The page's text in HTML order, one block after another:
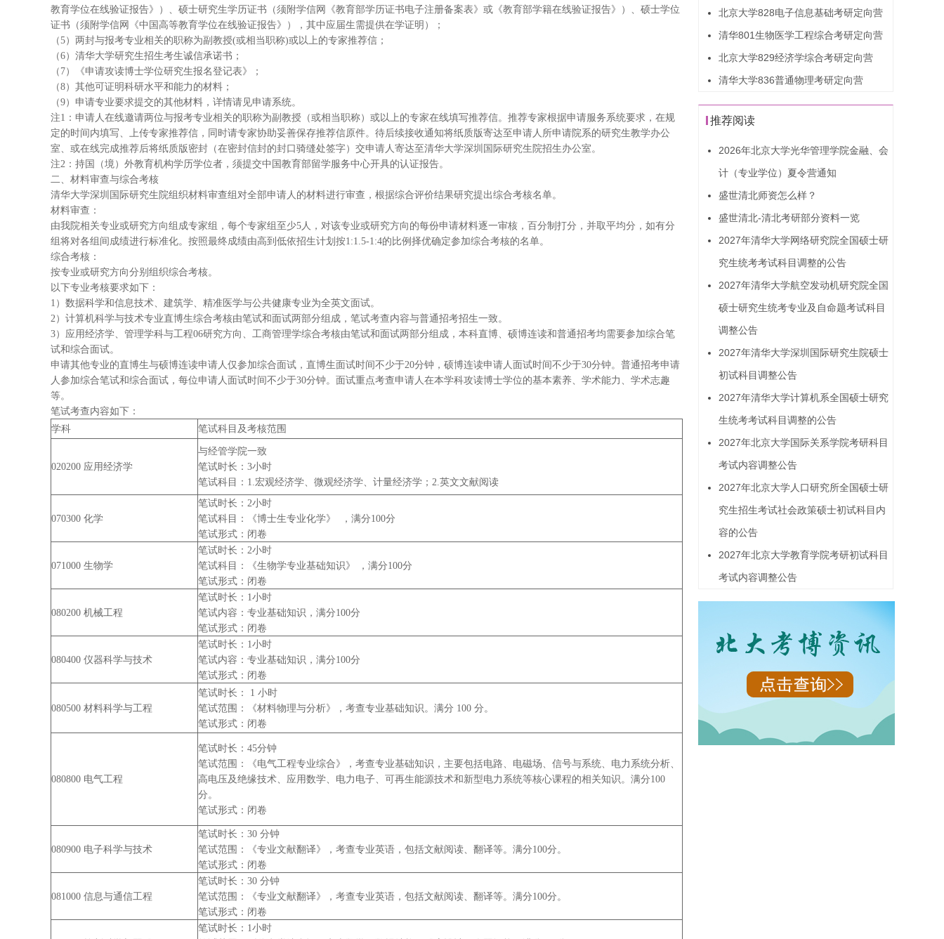
教育学位在线验证报告》）、硕士研究生学历证书（须附学信网《教育部学历证书电子注册备案表》或《教育部学籍在线验证报告》）、硕士学位
证书（须附学信网《中国高等教育学位在线验证报告》），其中应届生需提供在学证明）；
（5）两封与报考专业相关的职称为副教授(或相当职称)或以上的专家推荐信；
（6）清华大学研究生招生考生诚信承诺书；
（7）《申请攻读博士学位研究生报名登记表》；
（8）其他可证明科研水平和能力的材料；
（9）申请专业要求提交的其他材料，详情请见申请系统。
注1：申请人在线邀请两位与报考专业相关的职称为副教授（或相当职称）或以上的专家在线填写推荐信。推荐专家根据申请服务系统要求，在规
定的时间内填写、上传专家推荐信，同时请专家协助妥善保存推荐信原件。待后续接收通知将纸质版寄达至申请人所申请院系的研究生教学办公
室、或在线完成推荐后将纸质版密封（在密封信封的封口骑缝处签字）交申请人寄达至清华大学深圳国际研究生院招生办公室。
注2：持国（境）外教育机构学历学位者，须提交中国教育部留学服务中心开具的认证报告。
二、材料审查与综合考核
清华大学深圳国际研究生院组织材料审查组对全部申请人的材料进行审查，根据综合评价结果研究提出综合考核名单。
材料审查：
由我院相关专业或研究方向组成专家组，每个专家组至少5人，对该专业或研究方向的每份申请材料逐一审核，百分制打分，并取平均分，如有分
组将对各组间成绩进行标准化。按照最终成绩由高到低依招生计划按1:1.5-1:4的比例择优确定参加综合考核的名单。
综合考核：
按专业或研究方向分别组织综合考核。
以下专业考核要求如下：
1）数据科学和信息技术、建筑学、精准医学与公共健康专业为全英文面试。
2）计算机科学与技术专业直博生综合考核由笔试和面试两部分组成，笔试考查内容与普通招考招生一致。
3）应用经济学、管理学科与工程06研究方向、工商管理学综合考核由笔试和面试两部分组成，本科直博、硕博连读和普通招考均需要参加综合笔
试和综合面试。
申请其他专业的直博生与硕博连读申请人仅参加综合面试，直博生面试时间不少于20分钟，硕博连读申请人面试时间不少于30分钟。普通招考申请
人参加综合笔试和综合面试，每位申请人面试时间不少于30分钟。面试重点考查申请人在本学科攻读博士学位的基本素养、学术能力、学术志趣
等。
笔试考查内容如下：
学科
笔试科目及考核范围
020200 应用经济学
与经管学院一致
笔试时长：3小时
笔试科目：1.宏观经济学、微观经济学、计量经济学；2.英文文献阅读
070300 化学
笔试时长：2小时
笔试科目：《博士生专业化学》 ，满分100分
笔试形式：闭卷
071000 生物学
笔试时长：2小时
笔试科目：《生物学专业基础知识》 ，满分100分
笔试形式：闭卷
080200 机械工程
笔试时长：1小时
笔试内容：专业基础知识，满分100分
笔试形式：闭卷
080400 仪器科学与技术
笔试时长：1小时
笔试内容：专业基础知识，满分100分
笔试形式：闭卷
080500 材料科学与工程
笔试时长： 1 小时
笔试范围：《材料物理与分析》，考查专业基础知识。满分 100 分。
笔试形式：闭卷
080800 电气工程
笔试时长：45分钟
笔试范围：《电气工程专业综合》，考查专业基础知识，主要包括电路、电磁场、信号与系统、电力系统分析、
高电压及绝缘技术、应用数学、电力电子、可再生能源技术和新型电力系统等核心课程的相关知识。满分100
分。
笔试形式：闭卷
080900 电子科学与技术
笔试时长：30 分钟
笔试范围：《专业文献翻译》，考查专业英语，包括文献阅读、翻译等。满分100分。
笔试形式：闭卷
081000 信息与通信工程
笔试时长：30 分钟
笔试范围：《专业文献翻译》，考查专业英语，包括文献阅读、翻译等。满分100分。
笔试形式：闭卷
笔试时长：1小时
北京大学828电子信息基础考研定向营
清华801生物医学工程综合考研定向营
北京大学829经济学综合考研定向营
清华大学836普通物理考研定向营
推荐阅读
2026年北京大学光华管理学院金融、会
计（专业学位）夏令营通知
盛世清北师资怎么样？
盛世清北-清北考研部分资料一览
2027年清华大学网络研究院全国硕士研
究生统考考试科目调整的公告
2027年清华大学航空发动机研究院全国
硕士研究生统考专业及自命题考试科目
调整公告
2027年清华大学深圳国际研究生院硕士
初试科目调整公告
2027年清华大学计算机系全国硕士研究
生统考考试科目调整的公告
2027年北京大学国际关系学院考研科目
考试内容调整公告
2027年北京大学人口研究所全国硕士研
究生招生考试社会政策硕士初试科目内
容的公告
2027年北京大学教育学院考研初试科目
考试内容调整公告